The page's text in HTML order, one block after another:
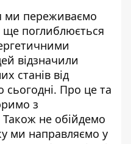
ми переживаємо
ще поглиблюється
відзначили
станів від
сьогодні. Про це та
з
не обійдемо
ми направляємо у